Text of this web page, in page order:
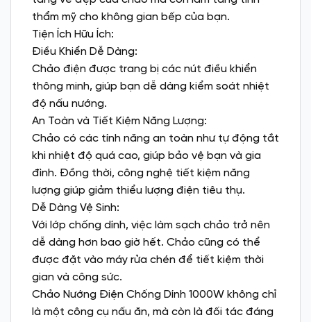
thẩm mỹ cho không gian bếp của bạn.
Tiện Ích Hữu Ích:
Điều Khiển Dễ Dàng:
Chảo điện được trang bị các nút điều khiển
thông minh, giúp bạn dễ dàng kiểm soát nhiệt
độ nấu nướng.
An Toàn và Tiết Kiệm Năng Lượng:
Chảo có các tính năng an toàn như tự động tắt
khi nhiệt độ quá cao, giúp bảo vệ bạn và gia
đình. Đồng thời, công nghệ tiết kiệm năng
lượng giúp giảm thiểu lượng điện tiêu thụ.
Dễ Dàng Vệ Sinh:
Với lớp chống dính, việc làm sạch chảo trở nên
dễ dàng hơn bao giờ hết. Chảo cũng có thể
được đặt vào máy rửa chén để tiết kiệm thời
gian và công sức.
Chảo Nướng Điện Chống Dính 1000W không chỉ
là một công cụ nấu ăn, mà còn là đối tác đáng